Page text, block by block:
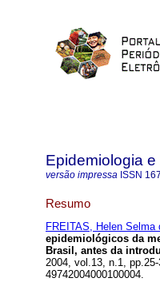
Epidemiologia
versão impressa ISSN
Resumo
FREITAS, Helen Selma
epidemiológicos da
Brasil, antes da
2004, vol.13, n.1,
49742004000100004.